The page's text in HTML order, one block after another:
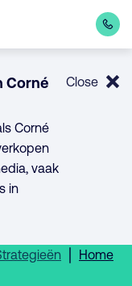
Corné
Corné
vaak
in
Close
Home